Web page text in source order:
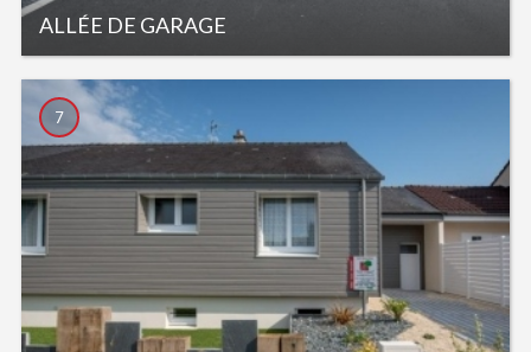
ALLÉE DE GARAGE
7